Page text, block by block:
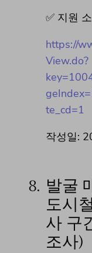
✅ 지원
https://
View.do?
te_cd=1
작성일:
8. 발굴
도시
사 구
조사)